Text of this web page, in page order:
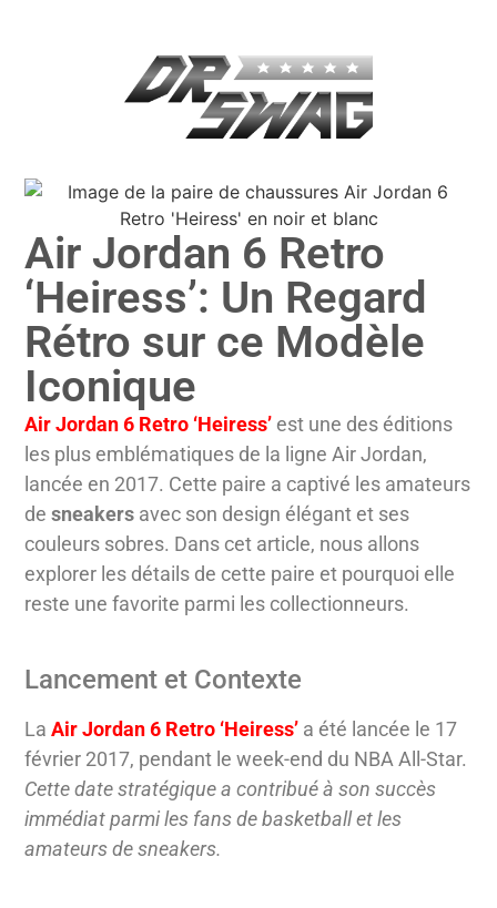
Air Jordan 6 Retro
‘Heiress’: Un Regard
Rétro sur ce Modèle
Iconique
Air Jordan 6 Retro ‘Heiress’ est une des éditions
les plus emblématiques de la ligne Air Jordan,
lancée en 2017. Cette paire a captivé les amateurs
desneakers avec son design élégant et ses
couleurs sobres. Dans cet article, nous allons
explorer les détails de cette paire et pourquoi elle
reste une favorite parmi les collectionneurs.
Lancement et Contexte
LaAir Jordan 6 Retro ‘Heiress’ a été lancée le 17
février 2017, pendant le week-end du NBA All-Star.
Cette date stratégique a contribué à son succès
immédiat parmi les fans de basketball et les
amateurs de sneakers.